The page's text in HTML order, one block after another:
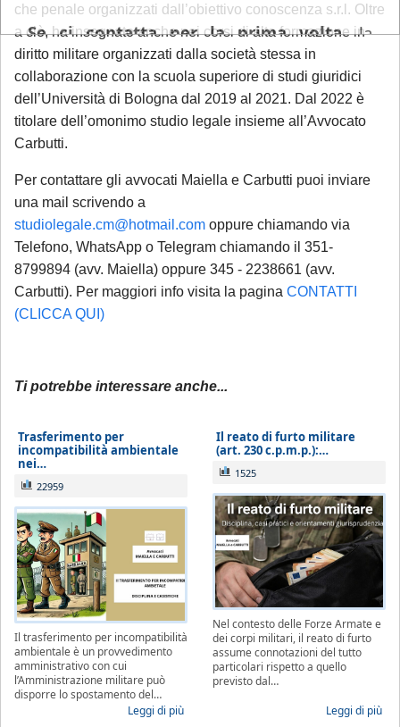
che penale organizzati dall’obiettivo conoscenza s.r.l. Oltre
a ciò, ha insegnato anche nei corsi di alta formazione in
diritto militare organizzati dalla società stessa in
collaborazione con la scuola superiore di studi giuridici
dell’Università di Bologna dal 2019 al 2021. Dal 2022 è
titolare dell’omonimo studio legale insieme all’Avvocato
Carbutti.
Per contattare gli avvocati Maiella e Carbutti puoi inviare
una mail scrivendo a
studiolegale.cm@hotmail.com oppure chiamando via
Telefono, WhatsApp o Telegram chiamando il 351-
8799894 (avv. Maiella) oppure 345 - 2238661 (avv.
Carbutti). Per maggiori info visita la pagina CONTATTI
(CLICCA QUI)
Ti potrebbe interessare anche...
Trasferimento per
incompatibilità ambientale
nei…
22959
Il trasferimento per incompatibilità
ambientale è un provvedimento
amministrativo con cui
l’Amministrazione militare può
disporre lo spostamento del…
Leggi di più
Il reato di furto militare
(art. 230 c.p.m.p.):…
1525
Nel contesto delle Forze Armate e
dei corpi militari, il reato di furto
assume connotazioni del tutto
particolari rispetto a quello
previsto dal…
Leggi di più
Se ci contatta per la prima volta, la
informiamo che ogni richiesta di
consulenza pervenuta in questo periodo
sarà gestita in videoconferenza a fronte di
un compenso di€ 180,00, in ragione del
periodo di chiusura dello Studio.
che tale maggiorazione non comporta un
trattamento prioritario
sarà calendarizzato in base alla disponibilità
dei professionisti, in relazione all'urgenza
della questione posta. Se interessato, si
invita a mandare una mail con richiesta di
prenotazione.
Sarà comunque garantita assistenza
urgente esclusivamente per le seguenti
avviso di conclusione delle indagini ex
ricorsi, memorie e osservazioni con
termine di scadenza ricadente nel
periodo di chiusura,solo se
comunicate tempestivamente alla
notifica;
Per tali casistiche La invitiamo a descrivere
dettagliatamente la situazione in una
email: la Sua richiesta sarà evasa
esclusivamente tramite email di riscontro